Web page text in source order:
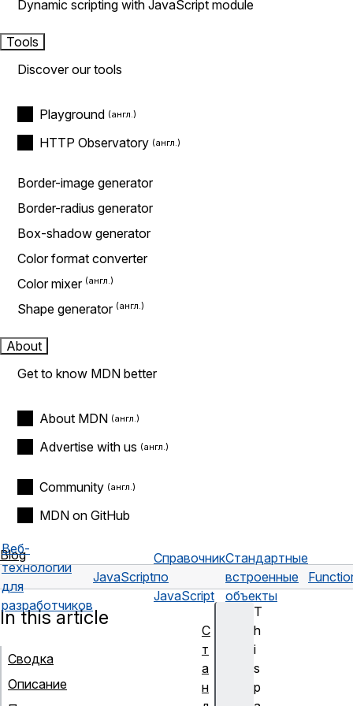
Dynamic scripting with JavaScript module
Tools
Discover our tools
Playground
HTTP Observatory
Border-image generator
Border-radius generator
Box-shadow generator
Color format converter
Color mixer
Shape generator
About
Get to know MDN better
About MDN
Advertise with us
Community
MDN on GitHub
Blog
Веб-
технологии
для
разработчиков
JavaScript
Справочник
по
JavaScript
Стандартные
встроенные
объекты
T
h
i
s
p
In this article
Сводка
Описание
С
т
а
н